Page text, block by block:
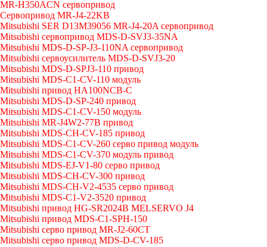
MR-H350ACN сервопривод
Сервопривод MR-J4-22KB
Mitsubishi SER D13M39056 MR-J4-20A сервопривод
Mitsubishi сервопривод MDS-D-SVJ3-35NA
Mitsubishi MDS-D-SP-J3-110NA сервопривод
Mitsubishi сервоусилитель MDS-D-SVJ3-20
Mitsubishi MDS-D-SPJ3-110 привод
Mitsubishi MDS-C1-CV-110 модуль
Mitsubishi привод HA100NCB-C
Mitsubishi MDS-D-SP-240 привод
Mitsubishi MDS-C1-CV-150 модуль
Mitsubishi MR-J4W2-77B привод
Mitsubishi MDS-CH-CV-185 привод
Mitsubishi MDS-C1-CV-260 серво привод модуль
Mitsubishi MDS-C1-CV-370 модуль привод
Mitsubishi MDS-EJ-V1-80 серво привод
Mitsubishi MDS-CH-CV-300 привод
Mitsubishi MDS-CH-V2-4535 серво привод
Mitsubishi MDS-C1-V2-3520 привод
Mitsubishi привод HG-SR2024B MELSERVO J4
Mitsubishi привод MDS-C1-SPH-150
Mitsubishi серво привод MR-J2-60CT
Mitsubishi серво привод MDS-D-CV-185